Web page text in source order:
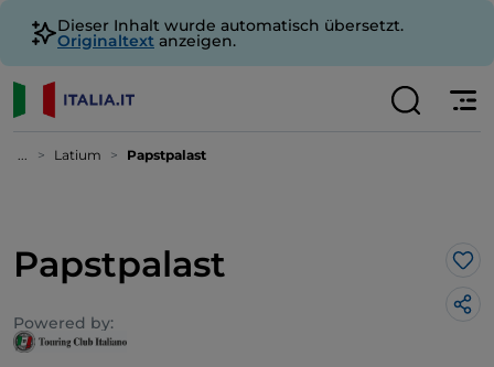
Dieser Inhalt wurde automatisch übersetzt.
Originaltext anzeigen.
... Latium Papstpalast
Papstpalast
Powered by: